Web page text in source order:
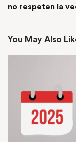
no respeten la
You May Also